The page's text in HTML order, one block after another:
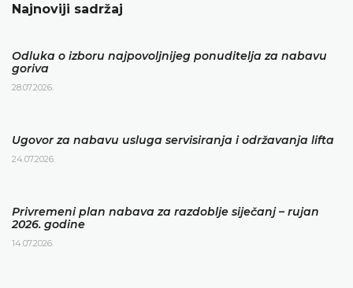
Najnoviji sadržaj
Odluka o izboru najpovoljnijeg ponuditelja za nabavu
goriva
28.07.2026.
Ugovor za nabavu usluga servisiranja i održavanja lifta
24.07.2026.
Privremeni plan nabava za razdoblje siječanj – rujan
2026. godine
14.07.2026.